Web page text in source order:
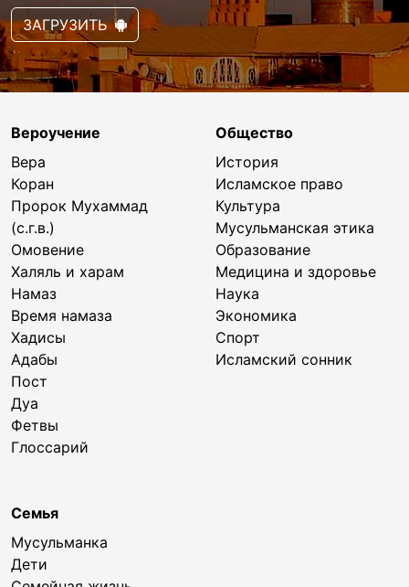
ЗАГРУЗИТЬ
Вероучение
Вера
Коран
Пророк Мухаммад
(с.г.в.)
Омовение
Халяль и харам
Намаз
Время намаза
Хадисы
Адабы
Пост
Дуа
Фетвы
Глоссарий
Общество
История
Исламское право
Культура
Мусульманская этика
Образование
Медицина и здоровье
Наука
Экономика
Спорт
Исламский сонник
Семья
Мусульманка
Дети